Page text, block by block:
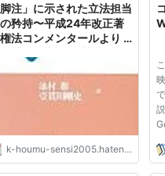
脚注」に示された立法担当
矜持〜平成24年改正著
法コンメンタールより -
k-houmu-sensi2005.hatenablog.com